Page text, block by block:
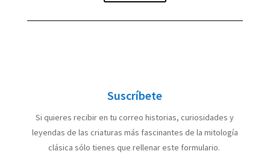
Suscríbete
Si quieres recibir en tu correo historias, curiosidades y
leyendas de las criaturas más fascinantes de la mitología
clásica sólo tienes que rellenar este formulario.